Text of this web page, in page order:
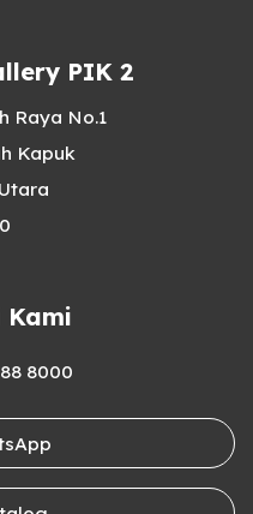
PIK 2
Raya No.1
Kapuk
Kami
8000